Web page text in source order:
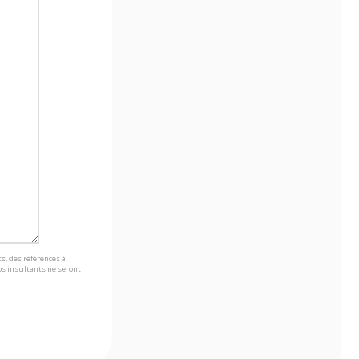
des références à
insultants ne seront